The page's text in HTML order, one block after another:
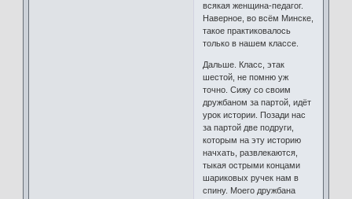
всякая женщина-педагог.
Наверное, во всём Минске,
такое практиковалось
только в нашем классе.
Дальше. Класс, этак
шестой, не помню уж
точно. Сижу со своим
дружбаном за партой, идёт
урок истории. Позади нас
за партой две подруги,
которым на эту историю
начхать, развлекаются,
тыкая острыми концами
шариковых ручек нам в
спину. Моего дружбана